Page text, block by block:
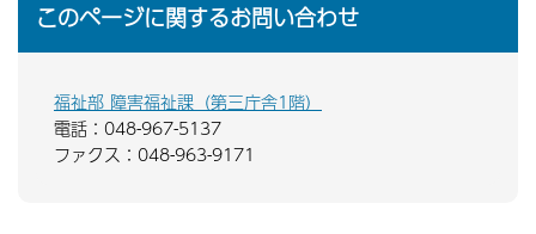
このページに関するお問い合わせ
福祉部 障害福祉課（第三庁舎1階）
電話：048-967-5137
ファクス：048-963-9171